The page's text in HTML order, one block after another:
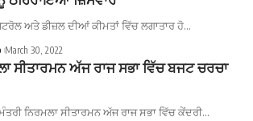
ਅਤੇ ਡੀਜ਼ਲ ਦੀਆਂ ਕੀਮਤਾਂ ਵਿੱਚ ਲਗਾਤਾਰ ਹੋ…
March 30, 2022
ਸੀਤਾਰਮਨ ਅੱਜ ਰਾਜ ਸਭਾ ਵਿੱਚ ਬਜਟ ਚਰਚਾ
ਨਿਰਮਲਾ ਸੀਤਾਰਮਨ ਅੱਜ ਰਾਜ ਸਭਾ ਵਿੱਚ ਕੇਂਦਰੀ…